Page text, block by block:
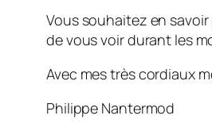
Vous souhaitez en
de vous voir durant les
Avec mes très cordiaux
Philippe Nantermod